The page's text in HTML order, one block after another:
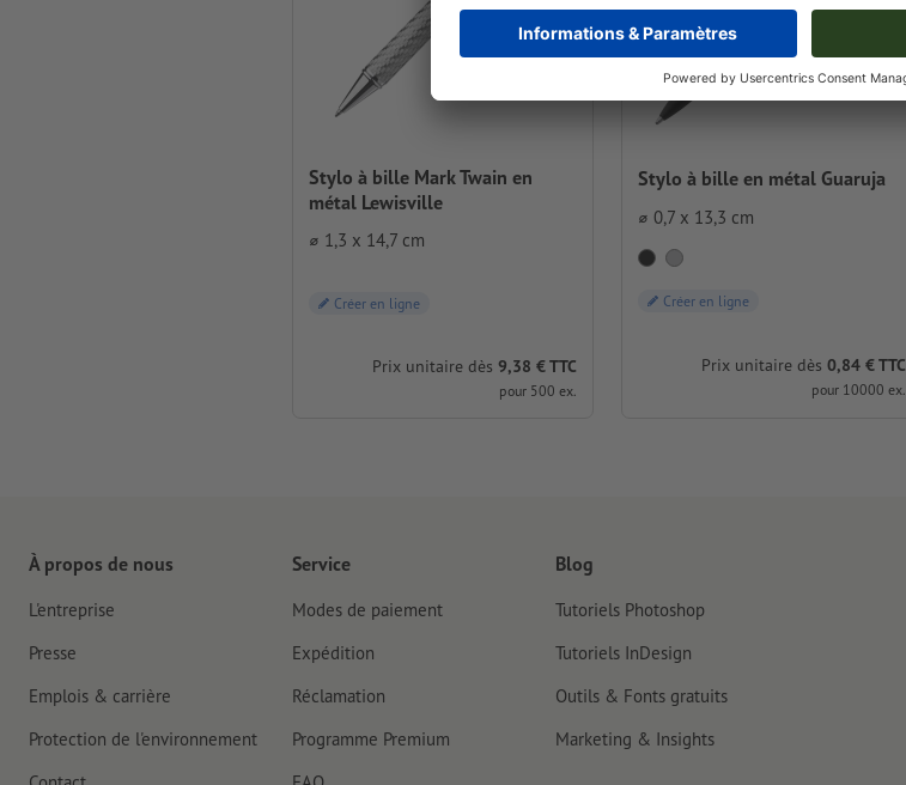
Stylo à bille Mark Twain en
métal Lewisville
⌀ 1,3 x 14,7 cm
Créer en ligne
Prix unitaire dès 9,38 € TTC
pour 500 ex.
Stylo à bille en métal Guaruja
⌀ 0,7 x 13,3 cm
Créer en ligne
Prix unitaire dès 0,84 € TTC
pour 10000 ex.
À propos de nous
L'entreprise
Presse
Emplois & carrière
Protection de l'environnement
Service
Modes de paiement
Expédition
Réclamation
Programme Premium
Blog
Tutoriels Photoshop
Tutoriels InDesign
Outils & Fonts gratuits
Marketing & Insights